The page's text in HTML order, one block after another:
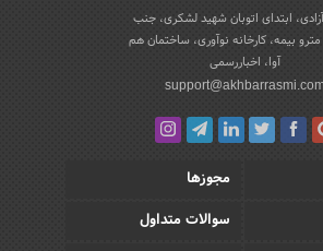
ابتدای اتوبان شهید لشکری، جنب
مترو بیمه، کارخانه نوآوری، ساختمان هم
آوا، اخباررسمی
مجوزها
سوالات متداول